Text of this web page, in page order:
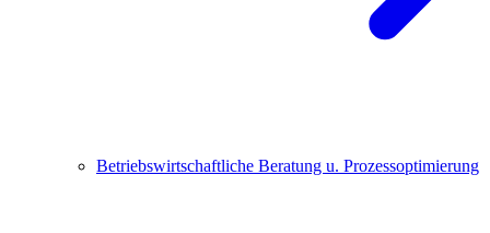
Betriebswirtschaftliche Beratung u. Prozessoptimierung